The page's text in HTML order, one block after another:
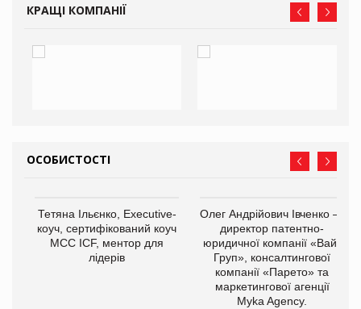
КРАЩІ КОМПАНІЇ
ОСОБИСТОСТІ
Тетяна Ільєнко, Executive-
коуч, сертифікований коуч
МСС ICF, ментор для
лідерів
Олег Андрійович Івченко —
директор патентно-
юридичної компанії «Вайз
Груп», консалтингової
компанії «Парето» та
маркетингової агенції
Myka Agency.